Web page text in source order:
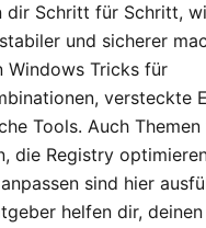
dir Schritt für Schritt,
und sicherer
Windows Tricks für
versteckte
Tools. Auch
die Registry
sind hier
helfen dir,